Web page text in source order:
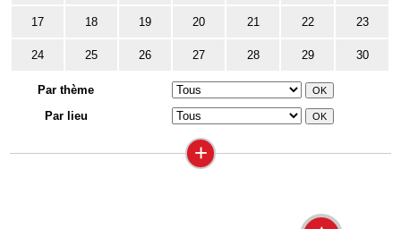
17 18 19 20 21 22 23
24 25 26 27 28 29 30
Par thème
Par lieu
+